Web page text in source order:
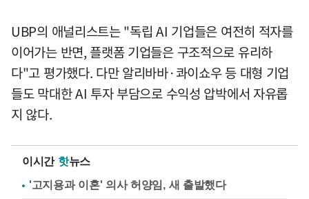
UBP의 애널리스트는 "독립 AI 기업들은 여전히 적자를
이어가는 반면, 플랫폼 기업들은 구조적으로 유리하
다"고 평가했다. 다만 알리바바·콰이쇼우 등 대형 기업
들도 막대한 AI 투자 부담으로 수익성 압박에서 자유롭
지 않다.
이시간 핫뉴스
'고지용과 이혼' 의사 허양임, 새 출발했다